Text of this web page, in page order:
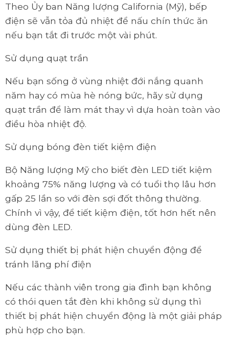
Theo Ủy ban Năng lượng California (Mỹ), bếp
điện sẽ vẫn tỏa đủ nhiệt để nấu chín thức ăn
nếu bạn tắt đi trước một vài phút.
Sử dụng quạt trần
Nếu bạn sống ở vùng nhiệt đới nắng quanh
năm hay có mùa hè nóng bức, hãy sử dụng
quạt trần để làm mát thay vì dựa hoàn toàn vào
điều hòa nhiệt độ.
Sử dụng bóng đèn tiết kiệm điện
Bộ Năng lượng Mỹ cho biết đèn LED tiết kiệm
khoảng 75% năng lượng và có tuổi thọ lâu hơn
gấp 25 lần so với đèn sợi đốt thông thường.
Chính vì vậy, để tiết kiệm điện, tốt hơn hết nên
dùng đèn LED.
Sử dụng thiết bị phát hiện chuyển động để
tránh lãng phí điện
Nếu các thành viên trong gia đình bạn không
có thói quen tắt đèn khi không sử dụng thì
thiết bị phát hiện chuyển động là một giải pháp
phù hợp cho bạn.